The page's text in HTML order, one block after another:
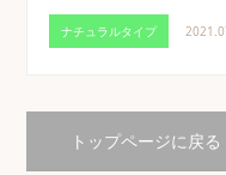
ナチュラルタイプ
トップページに戻る